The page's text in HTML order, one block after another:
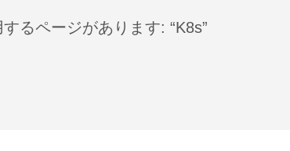
るページがあります: “K8s”